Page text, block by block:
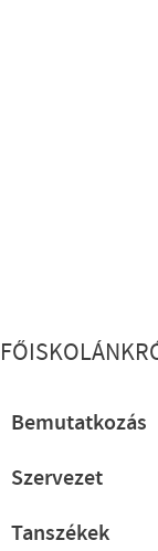
Bemutatkozás
Szervezet
Tanszékek